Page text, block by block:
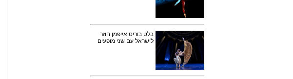
בלט בוריס אייפמן חוזר
לישראל עם שני מופעים